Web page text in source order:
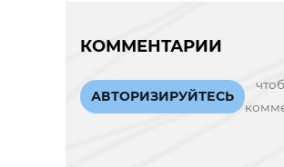
КОММЕНТАРИИ
АВТОРИЗИРУЙТЕСЬ